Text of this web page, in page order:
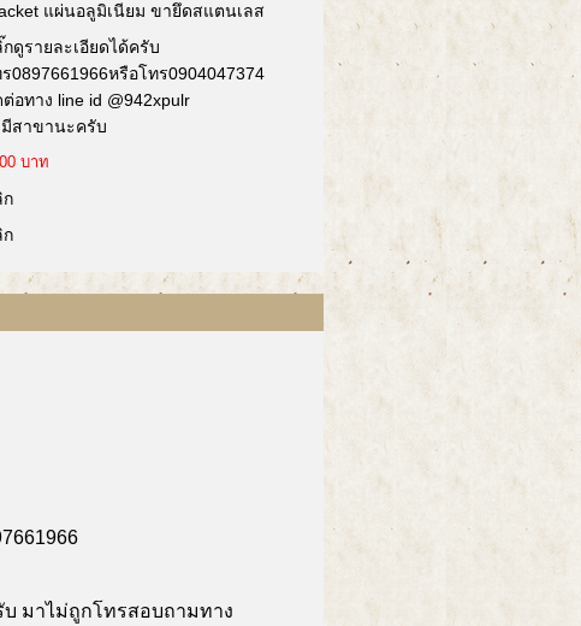
แผ่นอลูมิเนียม ขายึดสแตนเลส
ดูรายละเอียดได้ครับ
0897661966หรือโทร0904047374
อทาง line id @942xpulr
สาขานะครับ
บาท
มาไม่ถูกโทรสอบถามทาง